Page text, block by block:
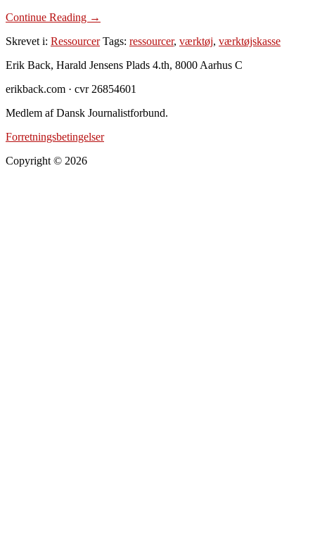
Continue Reading om
skal
vælge
til
hjemmeside
→
Skrevet i: Ressourcer Tags: ressourcer, værktøj, værktøjskasse
Footer
Erik Back, Harald Jensens Plads 4.th, 8000 Aarhus C
erikback.com · cvr 26854601
Medlem af Dansk Journalistforbund.
Forretningsbetingelser
Copyright © 2026